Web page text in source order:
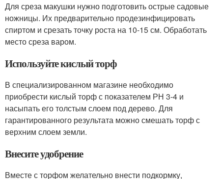
Для среза макушки нужно подготовить острые садовые
ножницы. Их предварительно продезинфицировать
спиртом и срезать точку роста на 10-15 см. Обработать
место среза варом.
Используйте кислый торф
В специализированном магазине необходимо
приобрести кислый торф с показателем РН 3-4 и
насыпать его толстым слоем под дерево. Для
гарантированного результата можно смешать торф с
верхним слоем земли.
Внесите удобрение
Вместе с торфом желательно внести подкормку,